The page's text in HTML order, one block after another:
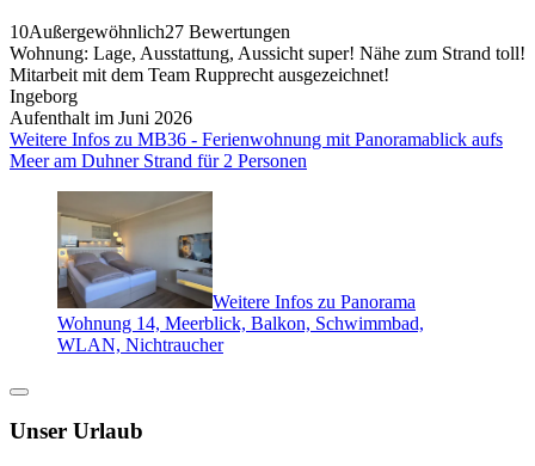
10Außergewöhnlich27 Bewertungen
Wohnung: Lage, Ausstattung, Aussicht super! Nähe zum Strand toll!
Mitarbeit mit dem Team Rupprecht ausgezeichnet!
Ingeborg
Aufenthalt im Juni 2026
Weitere Infos zu MB36 - Ferienwohnung mit Panoramablick aufs
Meer am Duhner Strand für 2 Personen
Weitere Infos zu Panorama
Wohnung 14, Meerblick, Balkon, Schwimmbad,
WLAN, Nichtraucher
Unser Urlaub